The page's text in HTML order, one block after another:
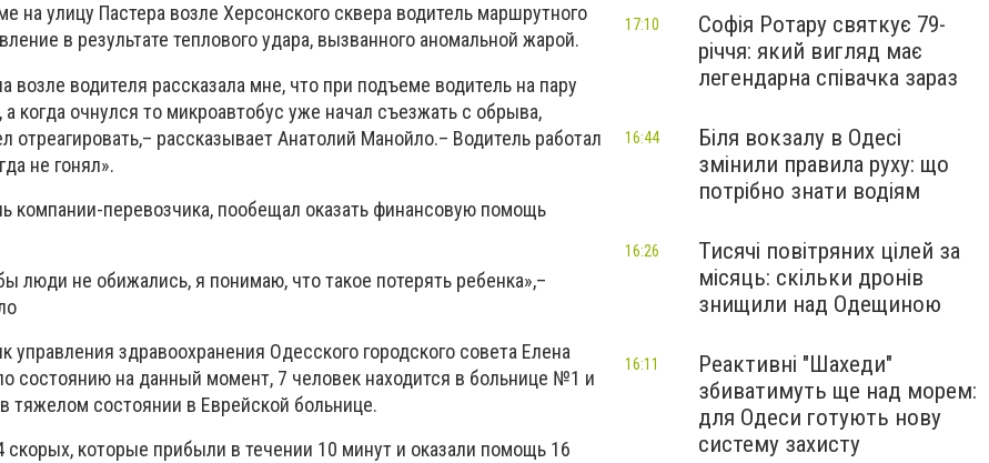
на улицу Пастера возле Херсонского сквера водитель маршрутного
в результате теплового удара, вызванного аномальной жарой.
возле водителя рассказала мне, что при подъеме водитель на пару
а когда очнулся то микроавтобус уже начал съезжать с обрыва,
отреагировать,– рассказывает Анатолий Манойло.– Водитель работал
не гонял».
компании-перевозчика, пообещал оказать финансовую помощь
люди не обижались, я понимаю, что такое потерять ребенка»,–
управления здравоохранения Одесского городского совета Елена
состоянию на данный момент, 7 человек находится в больнице №1 и
тяжелом состоянии в Еврейской больнице.
скорых, которые прибыли в течении 10 минут и оказали помощь 16
Софія Ротару святкує 79-
річчя: який вигляд має
легендарна співачка зараз
17:10
Біля вокзалу в Одесі
змінили правила руху: що
потрібно знати водіям
16:44
Тисячі повітряних цілей за
місяць: скільки дронів
знищили над Одещиною
16:26
Реактивні "Шахеди"
збиватимуть ще над морем:
для Одеси готують нову
систему захисту
16:11